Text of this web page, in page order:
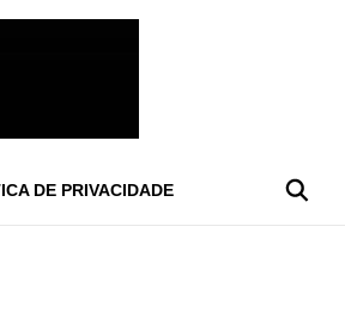
DE PRIVACIDADE